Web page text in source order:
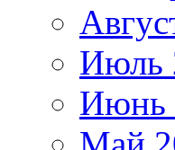
Июль
Июнь